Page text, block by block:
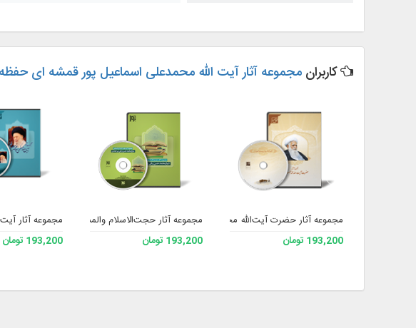
کاربرانمجموعه آثار آیت الله محمدعلی اسماعیل پور قمشه ای حفظه
مجموعه آثار حضرت آیت‌الله محمدآصف محسنی حفظه الله
193,200 تومان
مجموعه آثار حجت‌الاسلام والمسلمین شیخ محمدحسن
193,200 تومان
مجموعه آثار
193,200 تومان